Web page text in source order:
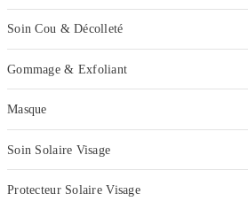
Soin Cou & Décolleté
Gommage & Exfoliant
Masque
Soin Solaire Visage
Protecteur Solaire Visage